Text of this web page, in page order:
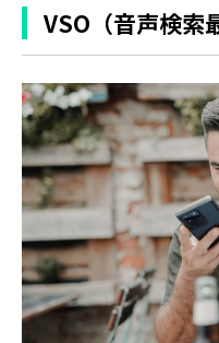
VSO（音声検索